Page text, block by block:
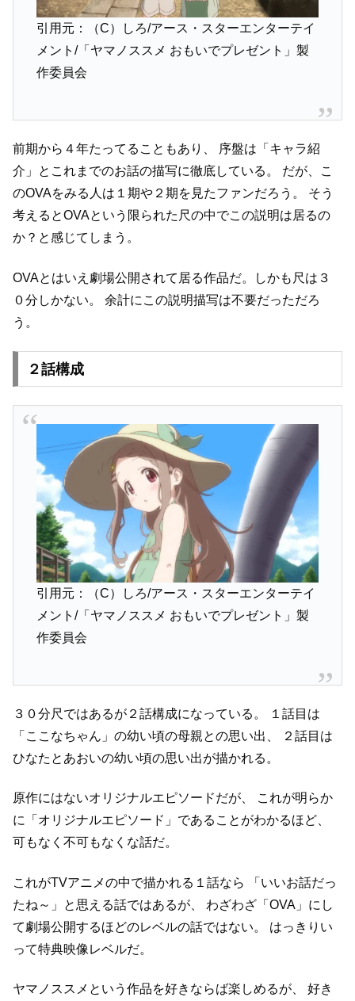
引用元：（C）しろ/アース・スターエンターテイ
メント/「ヤマノススメ おもいでプレゼント」製
作委員会
前期から４年たってることもあり、
序盤は「キャラ紹
介」とこれまでのお話の描写に徹底している。
だが、こ
のOVAをみる人は１期や２期を見たファンだろう。
そう
考えるとOVAという限られた尺の中でこの説明は居るの
か？と感じてしまう。
OVAとはいえ劇場公開されて居る作品だ。しかも尺は３
０分しかない。
余計にこの説明描写は不要だっただろ
う。
２話構成
引用元：（C）しろ/アース・スターエンターテイ
メント/「ヤマノススメ おもいでプレゼント」製
作委員会
３０分尺ではあるが２話構成になっている。
１話目は
「ここなちゃん」の幼い頃の母親との思い出、
２話目は
ひなたとあおいの幼い頃の思い出が描かれる。
原作にはないオリジナルエピソードだが、
これが明らか
に「オリジナルエピソード」であることがわかるほど、
可もなく不可もなくな話だ。
これがTVアニメの中で描かれる１話なら
「いいお話だっ
たね～」と思える話ではあるが、
わざわざ「OVA」にし
て劇場公開するほどのレベルの話ではない。
はっきりい
って特典映像レベルだ。
ヤマノススメという作品を好きならば楽しめるが、
好き